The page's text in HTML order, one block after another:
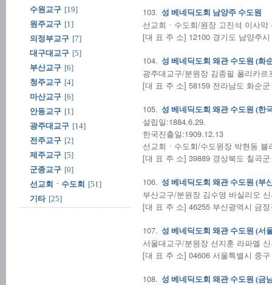
수원교구 [19]
원주교구 [1]
의정부교구 [7]
대구대교구 [5]
부산교구 [6]
청주교구 [4]
마산교구 [6]
안동교구 [1]
광주대교구 [14]
전주교구 [2]
제주교구 [5]
군종교구 [0]
선교회ㆍ수도회 [51]
기타 [25]
103. 성 베네딕도회 남양주 수도원
선교회ㆍ수도회/원장 고진석 이사악
[대 표 주 소] 12100 경기도 남양주
104. 성 베네딕도회 왜관 수도원 (화
광주대교구/분원장 김종필 폴리카르
[대 표 주 소] 58159 전라남도 화순
105. 성 베네딕도회 왜관 수도원 (한
설립일:1884.6.29.
한국진출일:1909.12.13
선교회ㆍ수도회/수도원장 박현동 블
[대 표 주 소] 39889 경상북도 칠곡
106. 성 베네딕도회 왜관 수도원 (부
부산교구/분원장 김수영 바실리오
[대 표 주 소] 46255 부산광역시 금
107. 성 베네딕도회 왜관 수도원 (서
서울대교구/분원장 선지훈 라파엘
[대 표 주 소] 04606 서울특별시 중
108. 성 베네딕도회 왜관 수도원 (금